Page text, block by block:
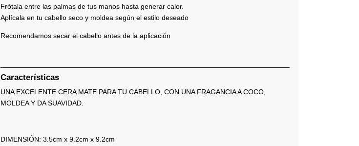
Frótala entre las palmas de tus manos hasta generar calor.
Aplícala en tu cabello seco y moldea según el estilo deseado
Recomendamos secar el cabello antes de la aplicación
Características
UNA EXCELENTE CERA MATE PARA TU CABELLO, CON UNA FRAGANCIA A COCO,
MOLDEA Y DA SUAVIDAD.
DIMENSIÓN: 3.5cm x 9.2cm x 9.2cm